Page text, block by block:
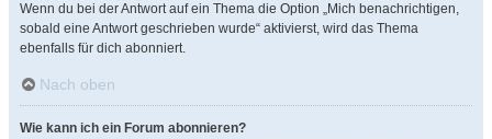
Wenn du bei der Antwort auf ein Thema die Option „Mich benachrichtigen,
sobald eine Antwort geschrieben wurde“ aktivierst, wird das Thema
ebenfalls für dich abonniert.
Nach oben
Wie kann ich ein Forum abonnieren?